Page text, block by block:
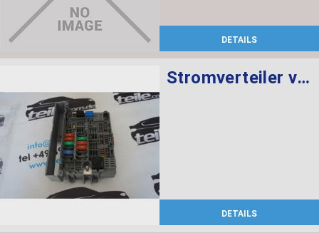
DETAILS
Stromverteiler vorne
DETAILS